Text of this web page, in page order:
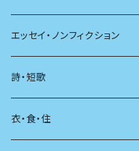
日本
海外
日本語
エッセイ・ノンフィクション
エッセイ
日記
詩・短歌
詩
衣・食・住